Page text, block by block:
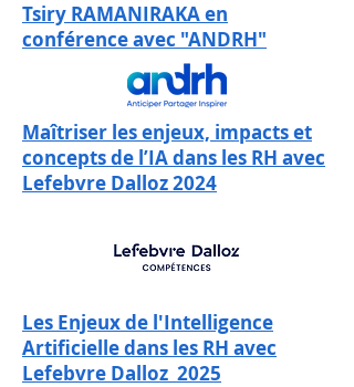
Tsiry RAMANIRAKA en
conférence avec "ANDRH"
Maîtriser les enjeux, impacts et
concepts de l’IA dans les RH avec
Lefebvre Dalloz 2024
Les Enjeux de l'Intelligence
Artificielle dans les RH avec
Lefebvre Dalloz 2025